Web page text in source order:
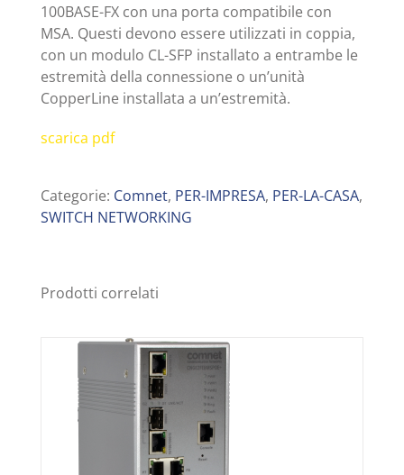
100BASE-FX con una porta compatibile con
MSA. Questi devono essere utilizzati in coppia,
con un modulo CL-SFP installato a entrambe le
estremità della connessione o un’unità
CopperLine installata a un’estremità.
scarica pdf
Categorie: Comnet, PER-IMPRESA, PER-LA-CASA,
SWITCH NETWORKING
Prodotti correlati